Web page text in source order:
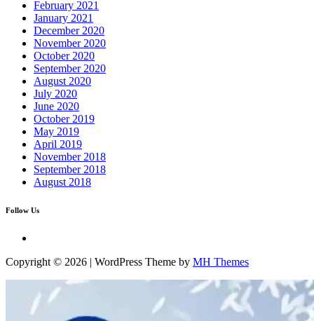
February 2021
January 2021
December 2020
November 2020
October 2020
September 2020
August 2020
July 2020
June 2020
October 2019
May 2019
April 2019
November 2018
September 2018
August 2018
Follow Us
Copyright © 2026 | WordPress Theme by MH Themes